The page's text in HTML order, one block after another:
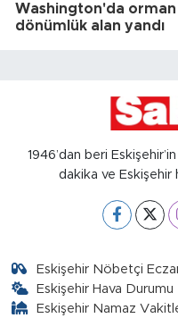
Washington'da orman
dönümlük alan yandı
1946’dan beri
dakika ve Eskişehir
Eskişehir Nöbetçi
Eskişehir Hava Durumu
Eskişehir Namaz